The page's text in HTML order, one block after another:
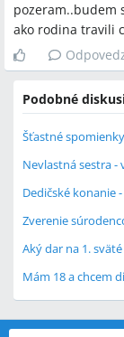
pozeram..budem
ako rodina travili
Podobné
Šťastné
Nevlastná sestra -
Dedičské konanie
Zverenie
Aký dar na 1.
Mám 18 a chcem